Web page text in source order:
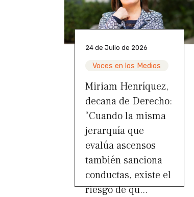
24 de Julio de 2026
Voces en los Medios
Miriam Henríquez,
decana de Derecho:
“Cuando la misma
jerarquía que
evalúa ascensos
también sanciona
conductas, existe el
riesgo de qu...